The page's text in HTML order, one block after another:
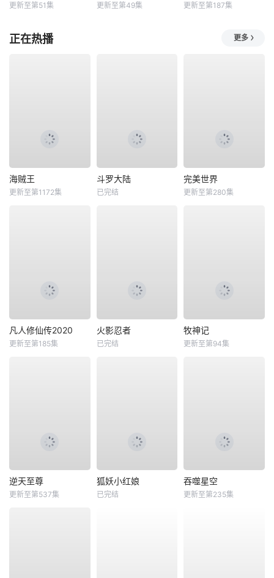
更新至第51集 更新至第49集 更新至第187集
正在热播 更多
海贼王
更新至第1172集
斗罗大陆
已完结
完美世界
更新至第280集
凡人修仙传2020
更新至第185集
火影忍者
已完结
牧神记
更新至第94集
逆天至尊
更新至第537集
狐妖小红娘
已完结
吞噬星空
更新至第235集